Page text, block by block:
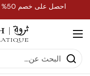
تخطي إلى المحتوى
فتح القائمة